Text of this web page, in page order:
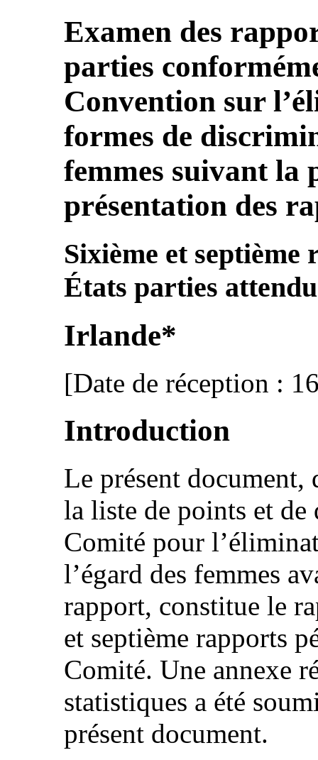
Examen des
parties
Convention sur
formes de
femmes suivant la
présentation des
Sixième et
États parties
Irlande*
[Date de réception :
Introduction
Le présent document,
la liste de points et de
Comité pour
l’égard des femmes
rapport, constitue le
et septième rapports
Comité. Une annexe
statistiques a été
présent document.